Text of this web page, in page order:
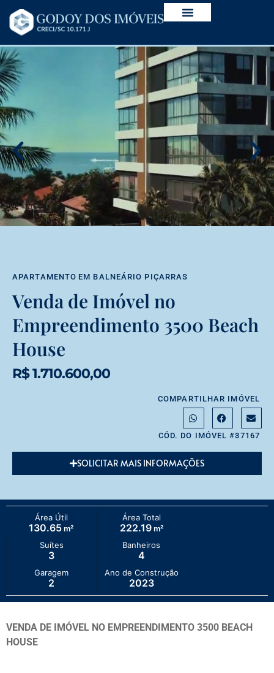
APARTAMENTO EM BALNEÁRIO PIÇARRAS
Venda de Imóvel no
Empreendimento 3500 Beach
House
R$ 1.710.600,00
COMPARTILHAR IMÓVEL
CÓD. DO IMÓVEL #37167
SOLICITAR MAIS INFORMAÇÕES
Área Útil
130.65 m²
Área Total
222.19m²
Suítes
3
Banheiros
4
Garagem
2
Ano de Construção
2023
VENDA DE IMÓVEL NO EMPREENDIMENTO 3500 BEACH
HOUSE